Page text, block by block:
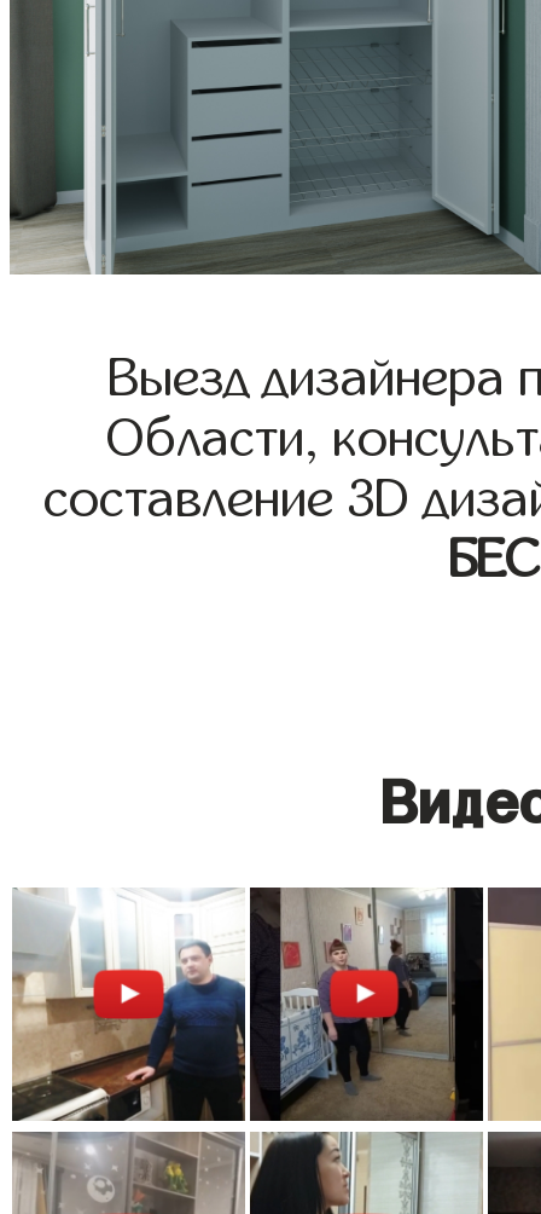
Выезд дизайнера
Области,
составление 3D